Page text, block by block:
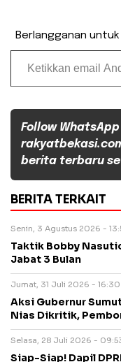
Berlangganan
Ketikkan email Anda...
Follow
berita terbaru
BERITA TERKAIT
Senin, 3 Agustus 2026 -
Taktik Bobby
Jabat 3 Bulan
Jumat, 31 Juli 2026 - 16:30
Aksi Gubernur
Nias Dikritik,
Selasa, 28 Juli 2026 -
Siap-Siap! Dapil